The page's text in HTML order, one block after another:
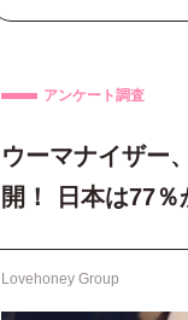
アンケート調査
ウーマナイザー
開！ 日本は77
Lovehoney Group